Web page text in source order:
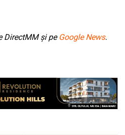
DirectMM și pe Google News.